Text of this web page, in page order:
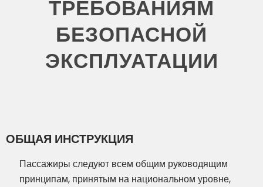
ТРЕБОВАНИЯМ
БЕЗОПАСНОЙ
ЭКСПЛУАТАЦИИ
ОБЩАЯ ИНСТРУКЦИЯ
Пассажиры следуют всем общим руководящим
принципам, принятым на национальном уровне,